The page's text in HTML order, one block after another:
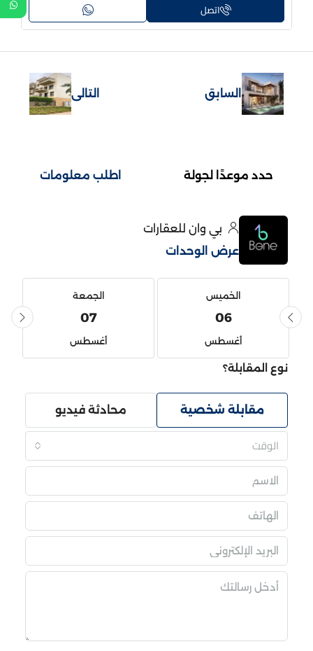
اتصل
السابق التالى
حدد موعدًا لجولة اطلب معلومات
بي وان للعقارات
عرض الوحدات
الخميس
06
أغسطس
الجمعة
07
أغسطس
نوع المقابلة؟
مقابلة شخصية محادثة فيديو
الوقت